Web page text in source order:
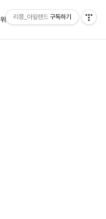
위치로그 방명록
리쫑_아일랜드 구독하기